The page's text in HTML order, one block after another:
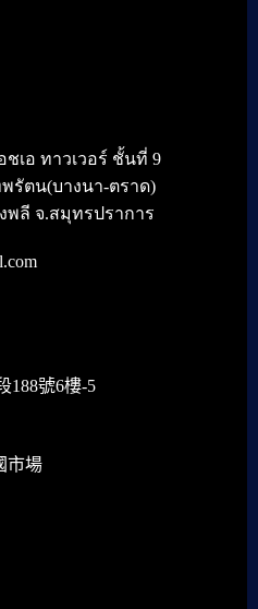
ชเอ ทาวเวอร์ ชั้นที่ 9
รัตน(บางนา-ตราด)
พลี จ.สมุทรปราการ
188號6樓-5
市場